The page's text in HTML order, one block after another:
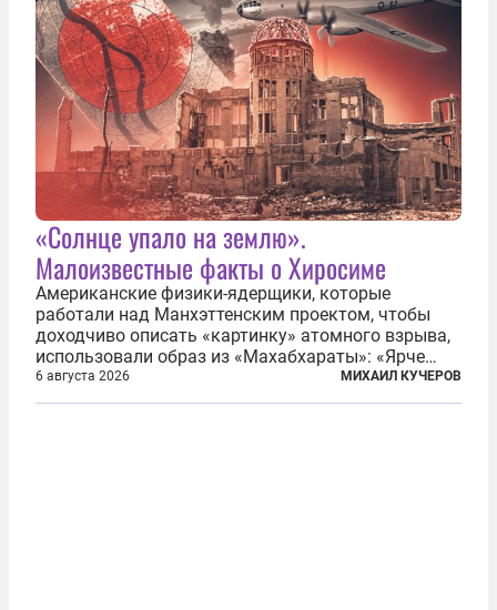
«Солнце упало на землю».
Малоизвестные факты о Хиросиме
Американские физики-ядерщики, которые
работали над Манхэттенским проектом, чтобы
доходчиво описать «картинку» атомного взрыва,
использовали образ из «Махабхараты»: «Ярче
тысячи солнц пылало это пламя». Не все жители
японских городов Хиросимы и Нагасаки, на
6 августа 2026 МИХАИЛ КУЧЕРОВ